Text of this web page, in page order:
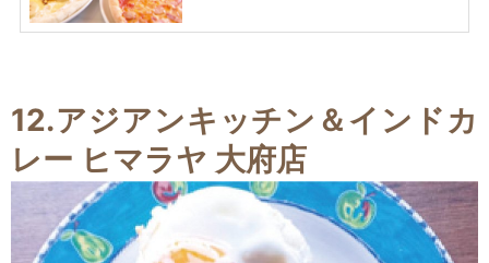
12.アジアンキッチン＆インドカ
レー ヒマラヤ 大府店